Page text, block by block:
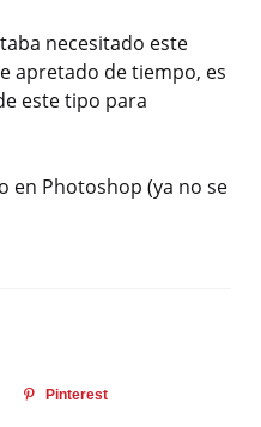
necesitado este
apretado de tiempo, es
este tipo para
en Photoshop (ya no se
Pinterest